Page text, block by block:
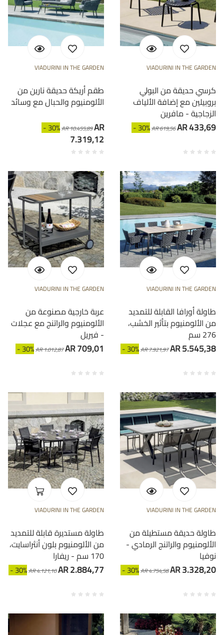
VIADURINI IN THE GARDEN
طقم أريكة حديقة نارين من
الألومنيوم والحبال مع وسائد
- 30%AR 10.455,89AR
7.319,12
VIADURINI IN THE GARDEN
كرسي حديقة من البولي
بروبيلين مع إضافة الألياف
الزجاجية - مافرين
- 30%AR 619,56AR 433,69
VIADURINI IN THE GARDEN
عربة خارجية مصنوعة من
الألومنيوم والراتنج مع عجلات
- فيريل
- 30%AR 1.012,87AR 709,01
VIADURINI IN THE GARDEN
طاولة أورافا القابلة للتمديد
من الألومنيوم بتأثير الخشب،
276 سم
- 30%AR 7.921,97AR 5.545,38
VIADURINI IN THE GARDEN
طاولة مستديرة قابلة للتمديد
من الألومنيوم بلون أنثراسايت،
170 سم - ريفارا
- 30%AR 4.121,10AR 2.884,77
VIADURINI IN THE GARDEN
طاولة حديقة مستطيلة من
الألومنيوم والراتنج الرمادي -
نوفيا
- 30%AR 4.754,58AR 3.328,20